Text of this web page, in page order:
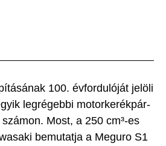
100. évfordulóját jelöli
legrégebbi motorkerékpár-
Most, a 250 cm³-es
bemutatja a Meguro S1